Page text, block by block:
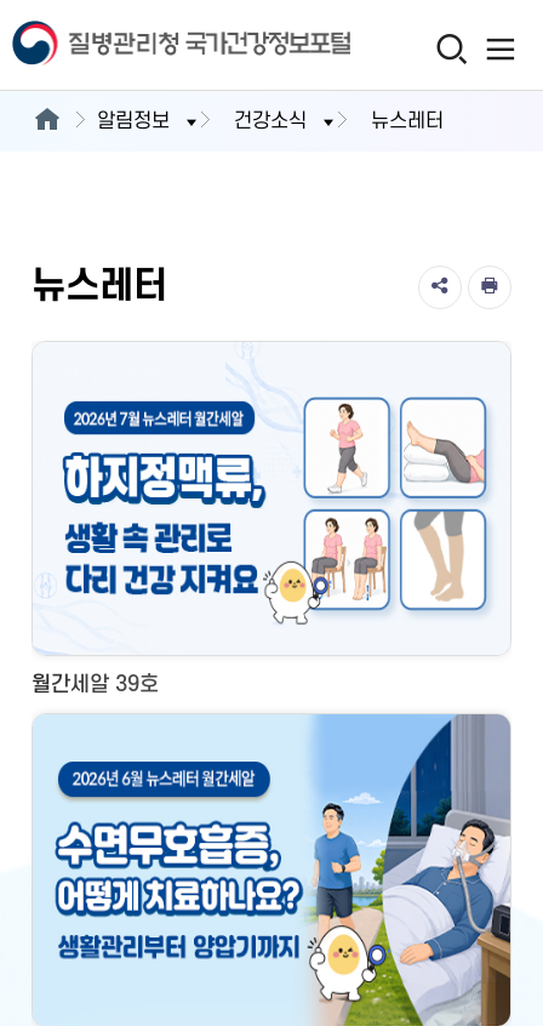
알림정보 건강소식 뉴스레터
뉴스레터
월간세알 39호